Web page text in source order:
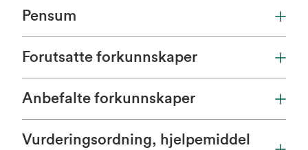
Pensum
Forutsatte forkunnskaper
Anbefalte forkunnskaper
Vurderingsordning, hjelpemiddel